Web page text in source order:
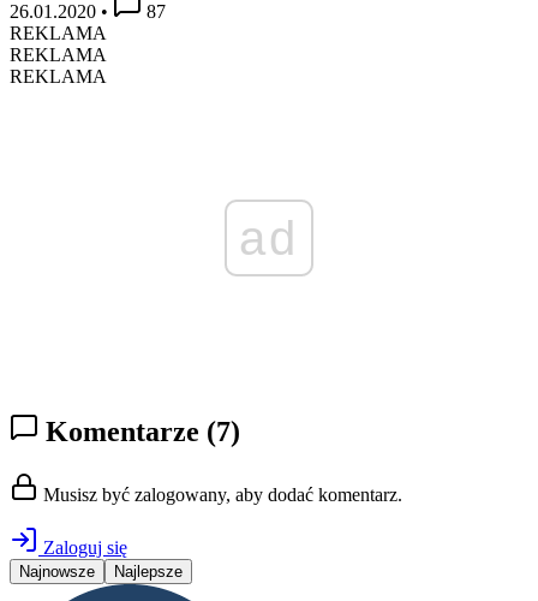
26.01.2020 •
87
REKLAMA
REKLAMA
REKLAMA
ad
Komentarze (7)
Musisz być zalogowany, aby dodać komentarz.
Zaloguj się
Najnowsze Najlepsze